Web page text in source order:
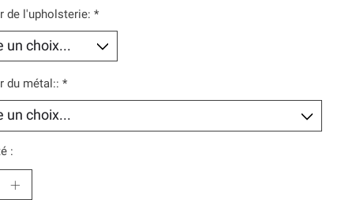
de l'upholsterie: *
du métal:: *
: